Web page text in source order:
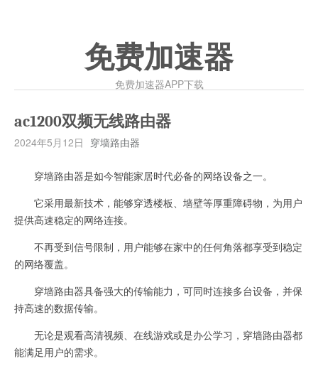
免费加速器
免费加速器APP下载
ac1200双频无线路由器
2024年5月12日 穿墙路由器
穿墙路由器是如今智能家居时代必备的网络设备之一。
它采用最新技术，能够穿透楼板、墙壁等厚重障碍物，为用户
提供高速稳定的网络连接。
不再受到信号限制，用户能够在家中的任何角落都享受到稳定
的网络覆盖。
穿墙路由器具备强大的传输能力，可同时连接多台设备，并保
持高速的数据传输。
无论是观看高清视频、在线游戏或是办公学习，穿墙路由器都
能满足用户的需求。